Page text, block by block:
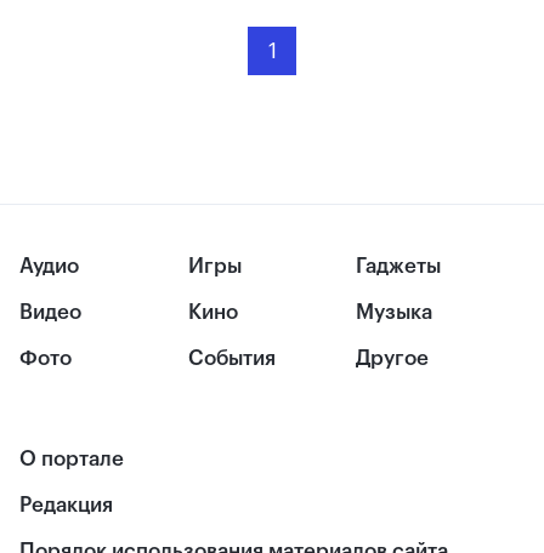
1
Аудио
Видео
Фото
Игры
Кино
События
Гаджеты
Музыка
Другое
О портале
Редакция